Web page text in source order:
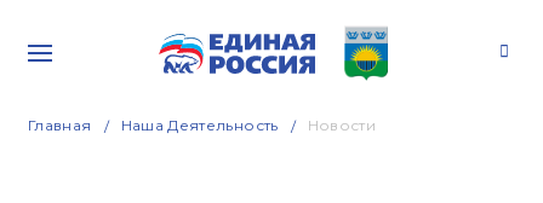
Главная Наша Деятельность Новости